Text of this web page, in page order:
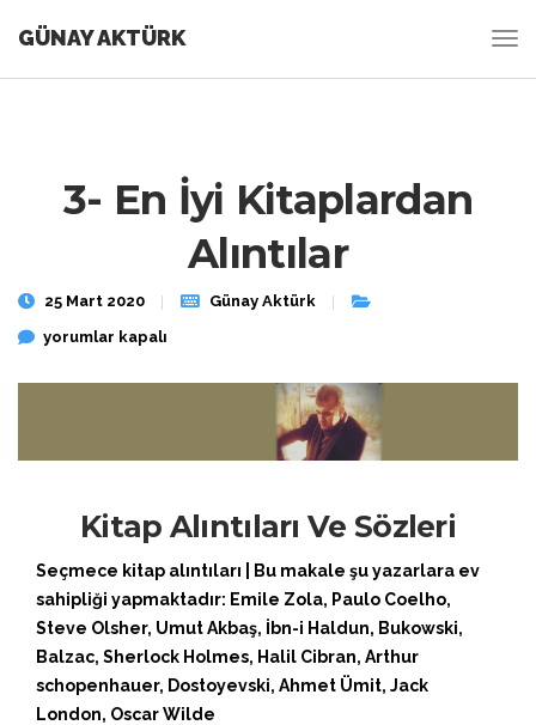
GÜNAY AKTÜRK
3- En İyi Kitaplardan
Alıntılar
25 Mart 2020
Günay Aktürk
3- En İyi Kitaplardan Alıntılar için
yorumlar kapalı
Kitap Alıntıları Ve Sözleri
Seçmece kitap alıntıları | Bu makale şu yazarlara ev
sahipliği yapmaktadır: Emile Zola, Paulo Coelho,
Steve Olsher, Umut Akbaş, İbn-i Haldun, Bukowski,
Balzac, Sherlock Holmes, Halil Cibran, Arthur
schopenhauer, Dostoyevski, Ahmet Ümit, Jack
London, Oscar Wilde